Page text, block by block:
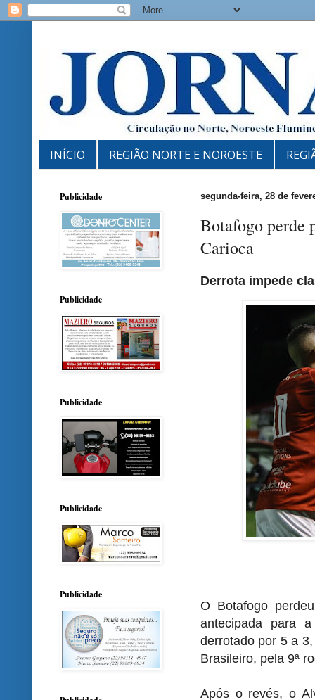
INÍCIO REGIÃO NORTE E NOROESTE
segunda-feira, 28 de
Botafogo perde
Carioca
Derrota impede
O Botafogo
antecipada para
derrotado por 5 a
Brasileiro, pela 9ª
Após o revés, o
Publicidade
Publicidade
Publicidade
Publicidade
Publicidade